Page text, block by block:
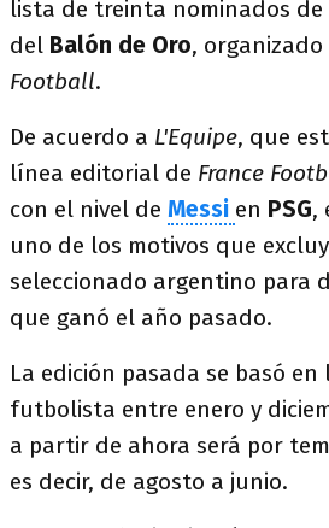
lista de treinta nominados de
del Balón de Oro,
Football.
De acuerdo a L'Equipe, que
línea editorial de France
con el nivel de Messi en PSG,
uno de los motivos que
seleccionado argentino para
que ganó el año pasado.
La edición pasada se basó
futbolista entre enero y
a partir de ahora será por
es decir, de agosto a junio.